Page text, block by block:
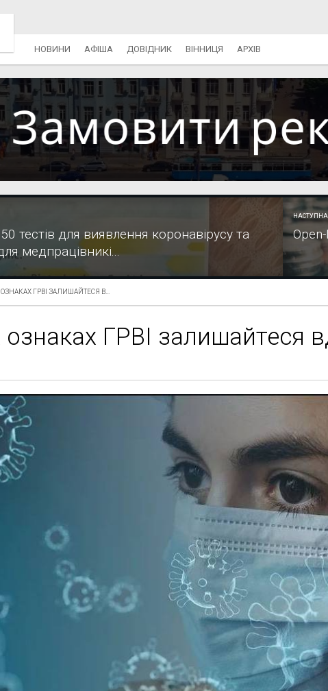
НОВИНИ АФІША ДОВІДНИК ВІННИЦЯ АРХІВ
тестів для виявлення коронавірусу та
медпрацівникі...
ГРВІ ЗАЛИШАЙТЕСЯ В...
ГРВІ залишайтеся